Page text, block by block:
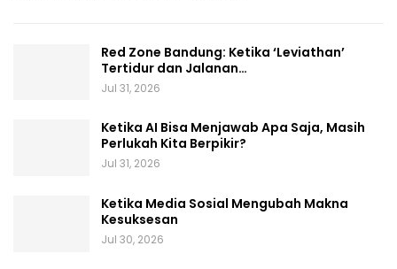
Red Zone Bandung: Ketika ‘Leviathan’
Tertidur dan Jalanan…
Jul 31, 2026
Ketika AI Bisa Menjawab Apa Saja, Masih
Perlukah Kita Berpikir?
Jul 31, 2026
Ketika Media Sosial Mengubah Makna
Kesuksesan
Jul 30, 2026